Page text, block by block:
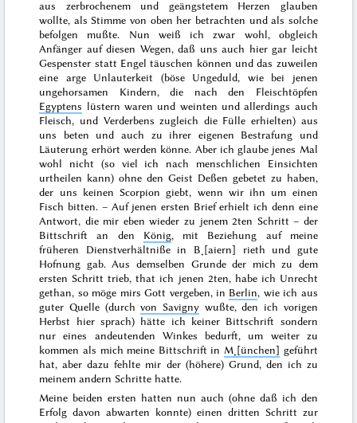
aus zerbrochenem und geängstetem Herzen glauben
wollte, als Stimme von oben her betrachten und als solche
befolgen mußte. Nun weiß ich zwar wohl, obgleich
Anfänger auf diesen Wegen, daß uns auch hier gar leicht
Gespenster statt Engel täuschen können und das zuweilen
eine arge Unlauterkeit (böse Ungeduld, wie bei jenen
ungehorsamen Kindern, die nach den Fleischtöpfen
Egyptens lüstern waren und weinten und allerdings auch
Fleisch, und Verderbens zugleich die Fülle erhielten) aus
uns beten und auch zu ihrer eigenen Bestrafung und
Läuterung erhört werden könne. Aber ich glaube jenes Mal
wohl nicht (so viel ich nach menschlichen Einsichten
urtheilen kann) ohne den Geist Deßen gebetet zu haben,
der uns keinen Scorpion giebt, wenn wir ihn um einen
Fisch bitten. – Auf jenen ersten Brief erhielt ich denn eine
Antwort, die mir eben wieder zu jenem 2ten Schritt – der
Bittschrift an den König, mit Beziehung auf meine
früheren Dienstverhältniße in B˖[aiern] rieth und gute
Hofnung gab. Aus demselben Grunde der mich zu dem
ersten Schritt trieb, that ich jenen 2ten, habe ich Unrecht
gethan, so möge mirs Gott vergeben, in Berlin, wie ich aus
guter Quelle (durchvon Savigny wußte, den ich vorigen
Herbst hier sprach) hätte ich keiner Bittschrift sondern
nur eines andeutenden Winkes bedurft, um weiter zu
kommen als mich meine Bittschrift in M˖[ünchen] geführt
hat, aber dazu fehlte mir der (höhere) Grund, den ich zu
meinem andern Schritte hatte.
Meine beiden ersten hatten nun auch (ohne daß ich den
Erfolg davon abwarten konnte) einen dritten Schritt zur